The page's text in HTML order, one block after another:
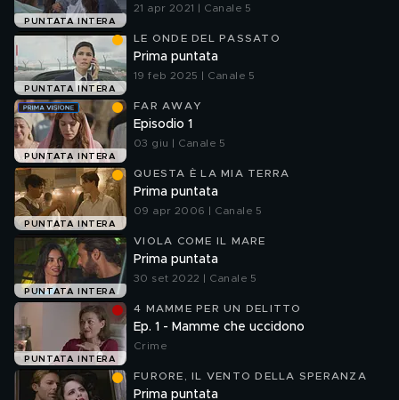
PUNTATA INTERA
21 apr 2021 | Canale 5
PUNTATA INTERA
LE ONDE DEL PASSATO
Prima puntata
19 feb 2025 | Canale 5
PUNTATA INTERA
FAR AWAY
Episodio 1
03 giu | Canale 5
PUNTATA INTERA
QUESTA È LA MIA TERRA
Prima puntata
09 apr 2006 | Canale 5
PUNTATA INTERA
VIOLA COME IL MARE
Prima puntata
30 set 2022 | Canale 5
PUNTATA INTERA
4 MAMME PER UN DELITTO
Ep. 1 - Mamme che uccidono
Crime
FURORE, IL VENTO DELLA SPERANZA
Prima puntata